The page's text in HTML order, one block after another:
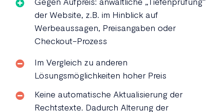
der Website, z.B. im Hinblick auf
Werbeaussagen, Preisangaben oder
Checkout-Prozess
Im Vergleich zu anderen
Lösungsmöglichkeiten hoher Preis
Keine automatische Aktualisierung der
Rechtstexte. Dadurch Alterung der